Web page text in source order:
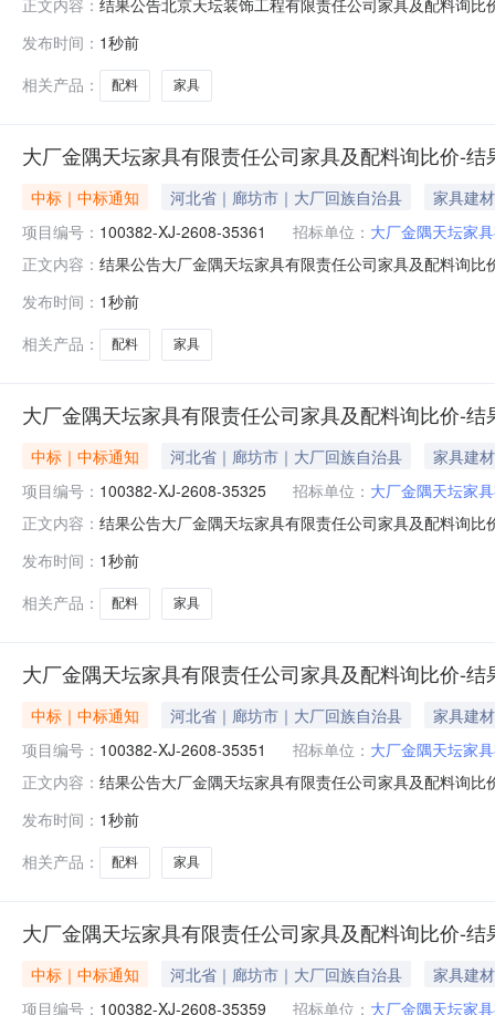
正文内容：
达嘉业商贸有限公司请中选单位与本公司联系，办理合
发布时间： 1秒前
相关产品：
配料 家具
大厂金隅天坛家具有限责任公司家具及配料询比价-结
中标｜中标通知 河北省｜廊坊市｜大厂回族自治县
家具建材
项目编号： 100382-XJ-2608-35361 招标单位： 大厂金隅天坛家
正文内容： 结果公告大厂金隅天坛家具有限责任公司家具及配料询
星徽装饰材料有限公司请中选单位与本公司联系，办理
发布时间： 1秒前
相关产品：
配料 家具
大厂金隅天坛家具有限责任公司家具及配料询比价-结
中标｜中标通知 河北省｜廊坊市｜大厂回族自治县
家具建材
项目编号： 100382-XJ-2608-35325 招标单位： 大厂金隅天坛家
正文内容： 结果公告大厂金隅天坛家具有限责任公司家具及配料询
源不锈钢工程有限公司请中选单位与本公司联系，办理
发布时间： 1秒前
相关产品：
配料 家具
大厂金隅天坛家具有限责任公司家具及配料询比价-结
中标｜中标通知 河北省｜廊坊市｜大厂回族自治县
家具建材
项目编号： 100382-XJ-2608-35351 招标单位： 大厂金隅天坛家
正文内容： 结果公告大厂金隅天坛家具有限责任公司家具及配料询
源不锈钢工程有限公司请中选单位与本公司联系，办理
发布时间： 1秒前
相关产品：
配料 家具
大厂金隅天坛家具有限责任公司家具及配料询比价-结
中标｜中标通知 河北省｜廊坊市｜大厂回族自治县
家具建材
项目编号： 100382-XJ-2608-35359 招标单位： 大厂金隅天坛家